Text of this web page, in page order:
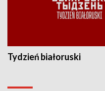
Tydzień białoruski